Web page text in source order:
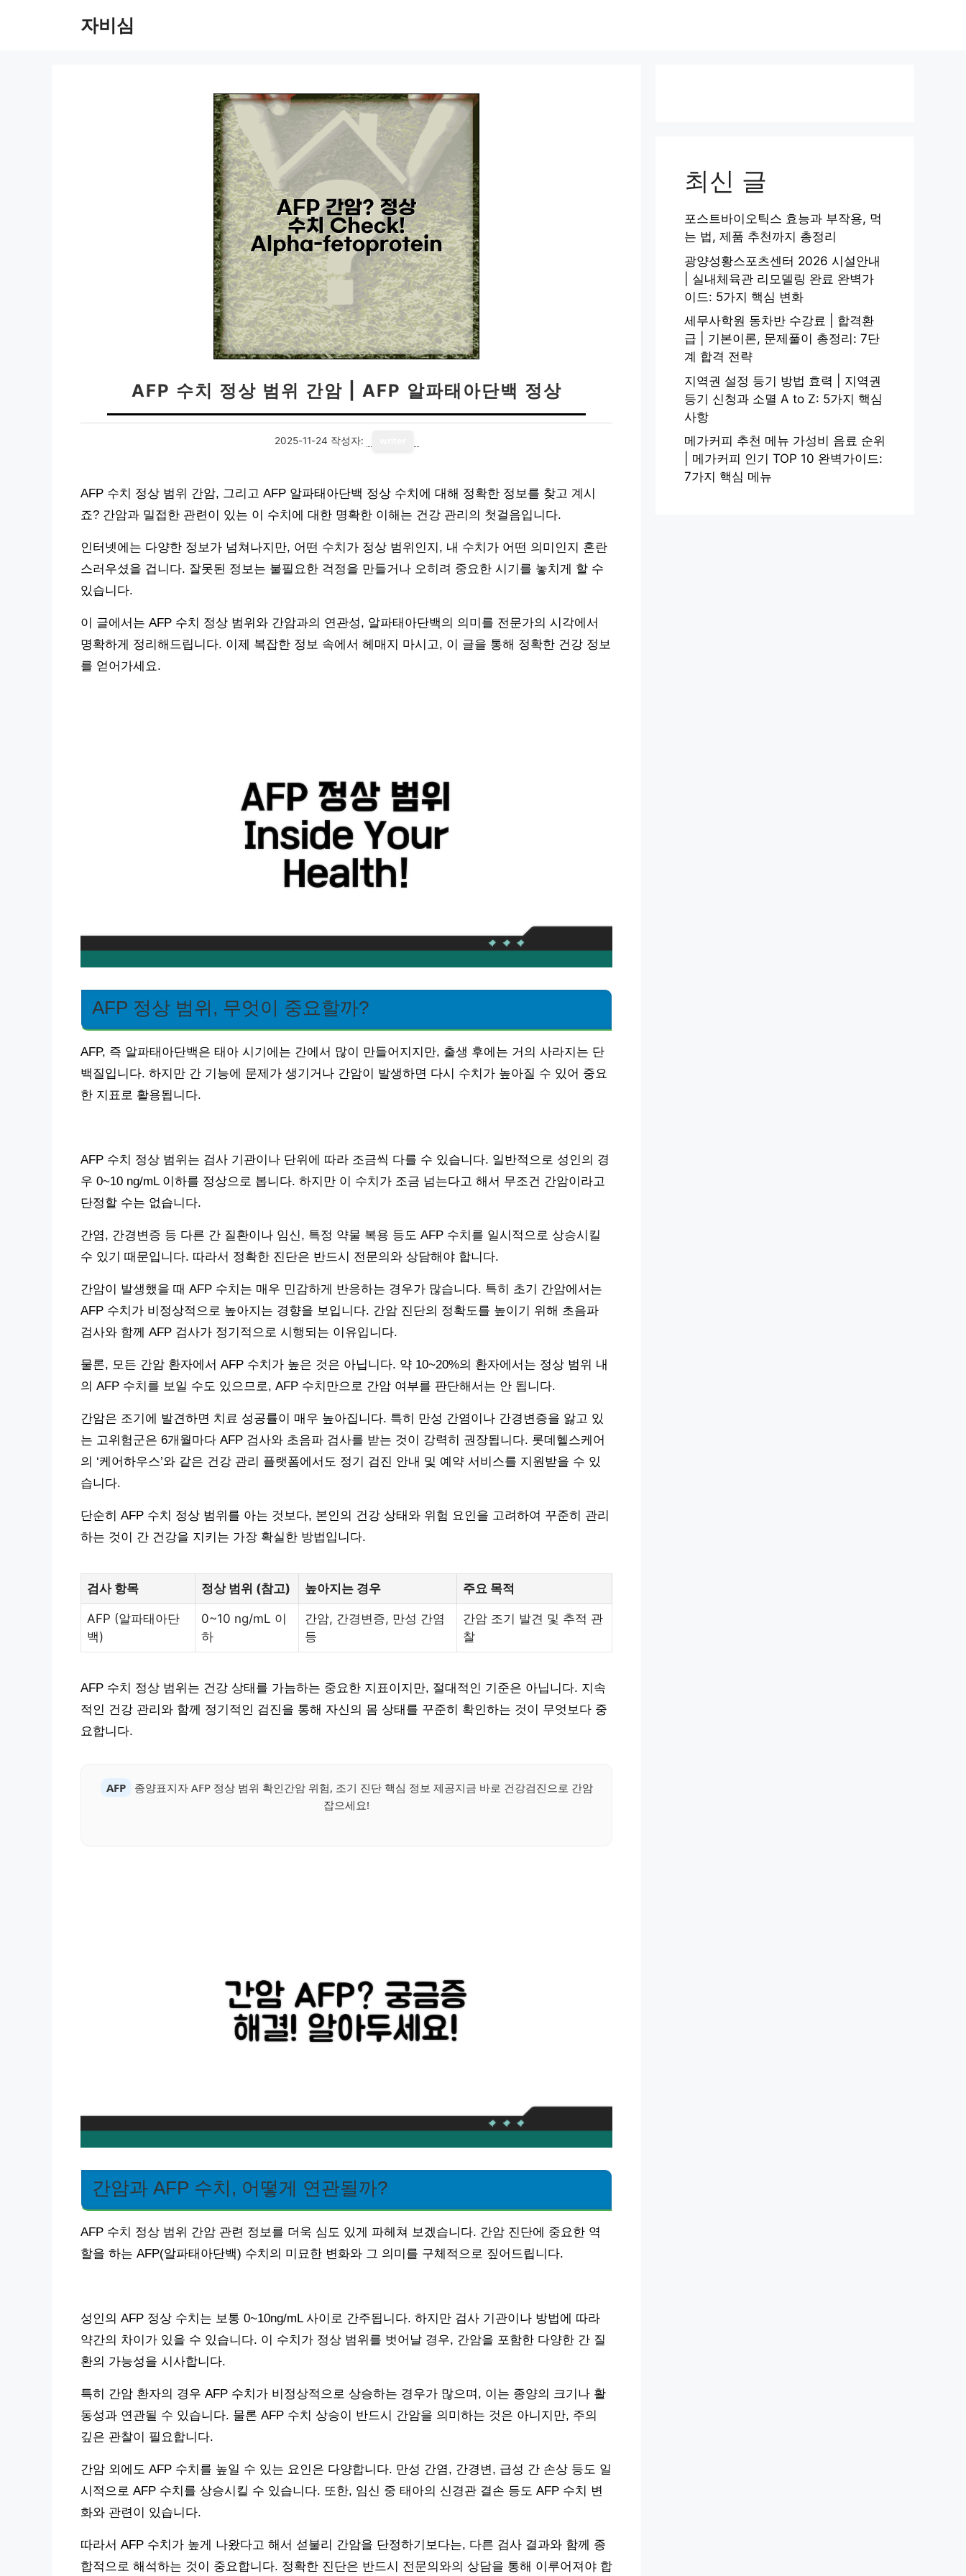
자비심
AFP 수치 정상 범위 간암 | AFP 알파태아단백 정상
2025-11-24 작성자:
AFP 수치 정상 범위 간암, 그리고 AFP 알파태아단백 정상 수치에 대해 정확한 정보를 찾고 계시
죠? 간암과 밀접한 관련이 있는 이 수치에 대한 명확한 이해는 건강 관리의 첫걸음입니다.
인터넷에는 다양한 정보가 넘쳐나지만, 어떤 수치가 정상 범위인지, 내 수치가 어떤 의미인지 혼란
스러우셨을 겁니다. 잘못된 정보는 불필요한 걱정을 만들거나 오히려 중요한 시기를 놓치게 할 수
있습니다.
이 글에서는 AFP 수치 정상 범위와 간암과의 연관성, 알파태아단백의 의미를 전문가의 시각에서
명확하게 정리해드립니다. 이제 복잡한 정보 속에서 헤매지 마시고, 이 글을 통해 정확한 건강 정보
를 얻어가세요.
AFP 정상 범위, 무엇이 중요할까?
AFP, 즉 알파태아단백은 태아 시기에는 간에서 많이 만들어지지만, 출생 후에는 거의 사라지는 단
백질입니다. 하지만 간 기능에 문제가 생기거나 간암이 발생하면 다시 수치가 높아질 수 있어 중요
한 지표로 활용됩니다.
AFP 수치 정상 범위는 검사 기관이나 단위에 따라 조금씩 다를 수 있습니다. 일반적으로 성인의 경
우 0~10 ng/mL 이하를 정상으로 봅니다. 하지만 이 수치가 조금 넘는다고 해서 무조건 간암이라고
단정할 수는 없습니다.
간염, 간경변증 등 다른 간 질환이나 임신, 특정 약물 복용 등도 AFP 수치를 일시적으로 상승시킬
수 있기 때문입니다. 따라서 정확한 진단은 반드시 전문의와 상담해야 합니다.
간암이 발생했을 때 AFP 수치는 매우 민감하게 반응하는 경우가 많습니다. 특히 초기 간암에서는
AFP 수치가 비정상적으로 높아지는 경향을 보입니다. 간암 진단의 정확도를 높이기 위해 초음파
검사와 함께 AFP 검사가 정기적으로 시행되는 이유입니다.
물론, 모든 간암 환자에서 AFP 수치가 높은 것은 아닙니다. 약 10~20%의 환자에서는 정상 범위 내
의 AFP 수치를 보일 수도 있으므로, AFP 수치만으로 간암 여부를 판단해서는 안 됩니다.
간암은 조기에 발견하면 치료 성공률이 매우 높아집니다. 특히 만성 간염이나 간경변증을 앓고 있
는 고위험군은 6개월마다 AFP 검사와 초음파 검사를 받는 것이 강력히 권장됩니다. 롯데헬스케어
의 ‘케어하우스’와 같은 건강 관리 플랫폼에서도 정기 검진 안내 및 예약 서비스를 지원받을 수 있
습니다.
단순히 AFP 수치 정상 범위를 아는 것보다, 본인의 건강 상태와 위험 요인을 고려하여 꾸준히 관리
하는 것이 간 건강을 지키는 가장 확실한 방법입니다.
검사 항목 정상 범위 (참고) 높아지는 경우 주요 목적
AFP (알파태아단
백)
0~10 ng/mL 이
하
간암, 간경변증, 만성 간염
등
간암 조기 발견 및 추적 관
찰
AFP 수치 정상 범위는 건강 상태를 가늠하는 중요한 지표이지만, 절대적인 기준은 아닙니다. 지속
적인 건강 관리와 함께 정기적인 검진을 통해 자신의 몸 상태를 꾸준히 확인하는 것이 무엇보다 중
요합니다.
AFP
종양표지자 AFP 정상 범위 확인간암 위험, 조기 진단 핵심 정보 제공지금 바로 건강검진으로 간암
잡으세요!
간암과 AFP 수치, 어떻게 연관될까?
AFP 수치 정상 범위 간암 관련 정보를 더욱 심도 있게 파헤쳐 보겠습니다. 간암 진단에 중요한 역
할을 하는 AFP(알파태아단백) 수치의 미묘한 변화와 그 의미를 구체적으로 짚어드립니다.
성인의 AFP 정상 수치는 보통 0~10ng/mL 사이로 간주됩니다. 하지만 검사 기관이나 방법에 따라
약간의 차이가 있을 수 있습니다. 이 수치가 정상 범위를 벗어날 경우, 간암을 포함한 다양한 간 질
환의 가능성을 시사합니다.
특히 간암 환자의 경우 AFP 수치가 비정상적으로 상승하는 경우가 많으며, 이는 종양의 크기나 활
동성과 연관될 수 있습니다. 물론 AFP 수치 상승이 반드시 간암을 의미하는 것은 아니지만, 주의
깊은 관찰이 필요합니다.
간암 외에도 AFP 수치를 높일 수 있는 요인은 다양합니다. 만성 간염, 간경변, 급성 간 손상 등도 일
시적으로 AFP 수치를 상승시킬 수 있습니다. 또한, 임신 중 태아의 신경관 결손 등도 AFP 수치 변
화와 관련이 있습니다.
따라서 AFP 수치가 높게 나왔다고 해서 섣불리 간암을 단정하기보다는, 다른 검사 결과와 함께 종
합적으로 해석하는 것이 중요합니다. 정확한 진단은 반드시 전문의와의 상담을 통해 이루어져야 합
최신 글
포스트바이오틱스 효능과 부작용, 먹
는 법, 제품 추천까지 총정리
광양성황스포츠센터 2026 시설안내
| 실내체육관 리모델링 완료 완벽가
이드: 5가지 핵심 변화
세무사학원 동차반 수강료 | 합격환
급 | 기본이론, 문제풀이 총정리: 7단
계 합격 전략
지역권 설정 등기 방법 효력 | 지역권
등기 신청과 소멸 A to Z: 5가지 핵심
사항
메가커피 추천 메뉴 가성비 음료 순위
| 메가커피 인기 TOP 10 완벽가이드:
7가지 핵심 메뉴